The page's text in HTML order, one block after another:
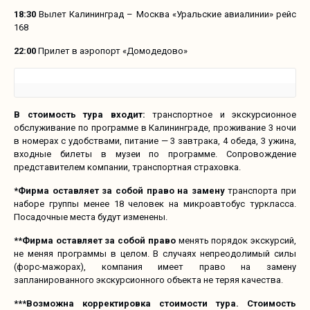
18:30Вылет Калининград – Москва «Уральские авиалинии» рейс
168
22:00 Прилет в аэропорт «Домодедово»
В стоимость тура входит: транспортное и экскурсионное
обслуживание по программе в Калининграде, проживание 3 ночи
в номерах с удобствами, питание — 3 завтрака, 4 обеда, 3 ужина,
входные билеты в музеи по программе. Сопровождение
представителем компании, транспортная страховка.
*Фирма оставляет за собой право на заменутранспорта при
наборе группы менее 18 человек на микроавтобус туркласса.
Посадочные места будут изменены.
**Фирма оставляет за собой право менять порядок экскурсий,
не меняя программы в целом. В случаях непреодолимый силы
(форс-мажорах), компания имеет право на замену
запланированного экскурсионного объекта не теряя качества.
***Возможна корректировка стоимости тура. Стоимость